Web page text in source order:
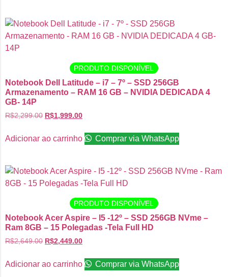
PRODUTO DISPONÍVEL
Notebook Dell Latitude – i7 – 7º – SSD 256GB
Armazenamento – RAM 16 GB – NVIDIA DEDICADA 4
GB- 14P
R$2,299.00 R$1,999.00
Adicionar ao carrinho Comprar via WhatsApp
PRODUTO DISPONÍVEL
Notebook Acer Aspire – I5 -12º – SSD 256GB NVme –
Ram 8GB – 15 Polegadas -Tela Full HD
R$2,649.00 R$2,449.00
Adicionar ao carrinho Comprar via WhatsApp